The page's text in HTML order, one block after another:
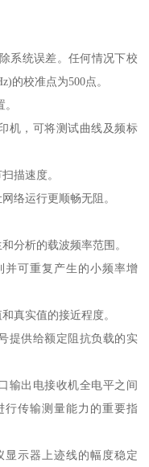
系统误差。任何情况下校
的校准点为500点。
机，可将测试曲线及频标
描速度。
络运行更顺畅无阻。
分析的载波频率范围。
可重复产生的小频率增
真实值的接近程度。
提供给额定阻抗负载的实
输出电接收机全电平之间
传输测量能力的重要指
示器上迹线的幅度稳定